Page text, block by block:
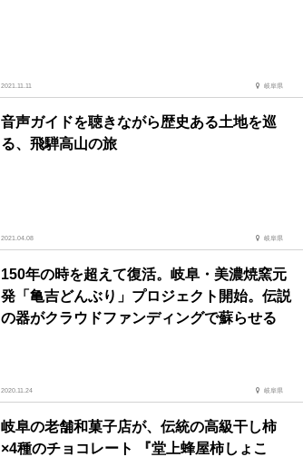
2021.11.11 岐阜県
音声ガイドを聴きながら歴史ある土地を巡
る、飛騨高山の旅
2021.04.08 岐阜県
150年の時を超えて復活。岐阜・美濃焼窯元
発「亀吉どんぶり」プロジェクト開始。伝説
の器がクラウドファンディングで蘇らせる
2020.11.24 岐阜県
岐阜の老舗和菓子店が、伝統の高級干し柿
×4種のチョコレート 『堂上蜂屋柿しょこ